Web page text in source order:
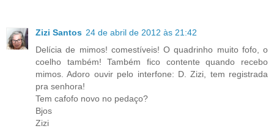
Zizi Santos 24 de abril de 2012 às 21:42
Delícia de mimos! comestíveis! O quadrinho muito fofo, o
coelho também! Também fico contente quando recebo
mimos. Adoro ouvir pelo interfone: D. Zizi, tem registrada
pra senhora!
Tem cafofo novo no pedaço?
Bjos
Zizi